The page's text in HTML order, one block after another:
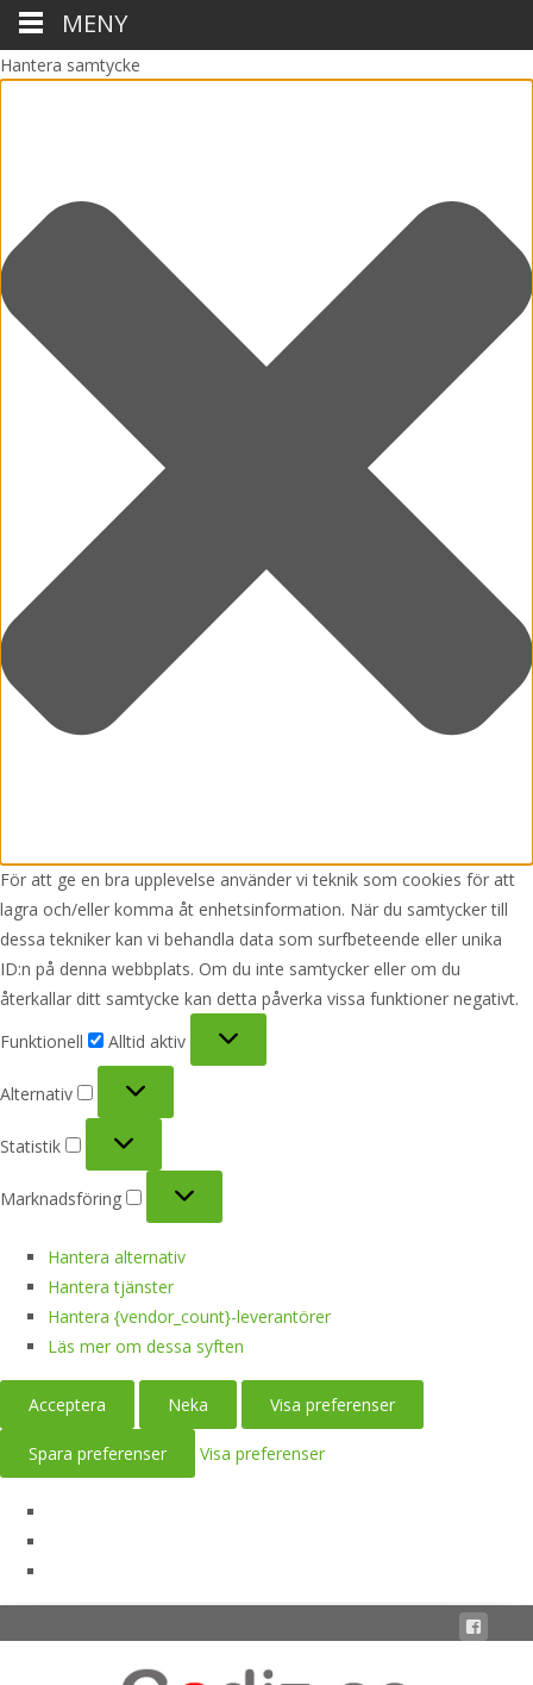
Hantera samtycke
För att ge en bra upplevelse använder vi teknik som cookies för att
lagra och/eller komma åt enhetsinformation. När du samtycker till
dessa tekniker kan vi behandla data som surfbeteende eller unika
ID:n på denna webbplats. Om du inte samtycker eller om du
återkallar ditt samtycke kan detta påverka vissa funktioner negativt.
Funktionell
Alltid aktiv
Alternativ
Statistik
Marknadsföring
Hantera alternativ
Hantera tjänster
Hantera {vendor_count}-leverantörer
Läs mer om dessa syften
Acceptera Neka Visa preferenser
Spara preferenser Visa preferenser
MENY